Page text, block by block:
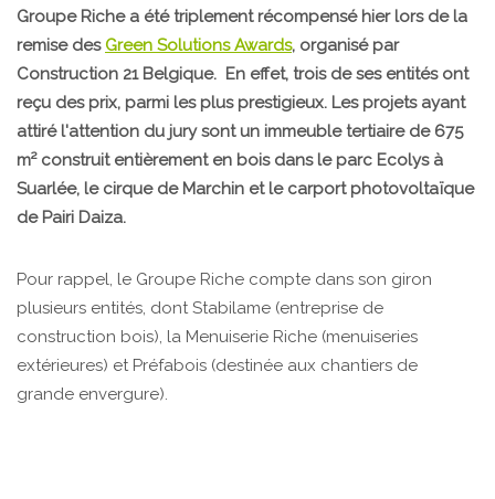
Groupe Riche a été triplement récompensé hier lors de la
remise des Green Solutions Awards, organisé par
Construction 21 Belgique. En effet, trois de ses entités ont
reçu des prix, parmi les plus prestigieux. Les projets ayant
attiré l'attention du jury sont un immeuble tertiaire de 675
m² construit entièrement en bois dans le parc Ecolys à
Suarlée, le cirque de Marchin et le carport photovoltaïque
de Pairi Daiza.
Pour rappel, le Groupe Riche compte dans son giron
plusieurs entités, dont Stabilame (entreprise de
construction bois), la Menuiserie Riche (menuiseries
extérieures) et Préfabois (destinée aux chantiers de
grande envergure).